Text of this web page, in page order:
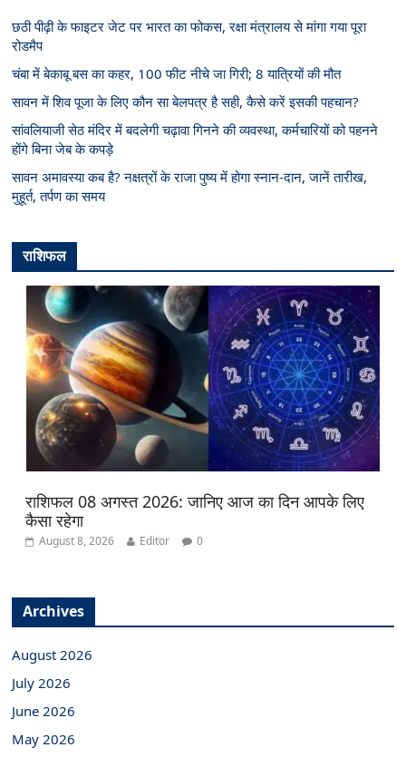
छठी पीढ़ी के फाइटर जेट पर भारत का फोकस, रक्षा मंत्रालय से मांगा गया पूरा
रोडमैप
चंबा में बेकाबू बस का कहर, 100 फीट नीचे जा गिरी; 8 यात्रियों की मौत
सावन में शिव पूजा के लिए कौन सा बेलपत्र है सही, कैसे करें इसकी पहचान?
सांवलियाजी सेठ मंदिर में बदलेगी चढ़ावा गिनने की व्यवस्था, कर्मचारियों को पहनने
होंगे बिना जेब के कपड़े
सावन अमावस्या कब है? नक्षत्रों के राजा पुष्य में होगा स्नान-दान, जानें तारीख,
मुहूर्त, तर्पण का समय
राशिफल
राशिफल 08 अगस्त 2026: जानिए आज का दिन आपके लिए
कैसा रहेगा
August 8, 2026 Editor 0
Archives
August 2026
July 2026
June 2026
May 2026